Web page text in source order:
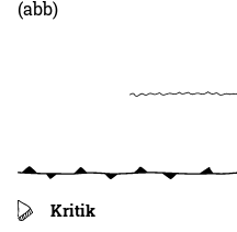
(abb)
Kritik